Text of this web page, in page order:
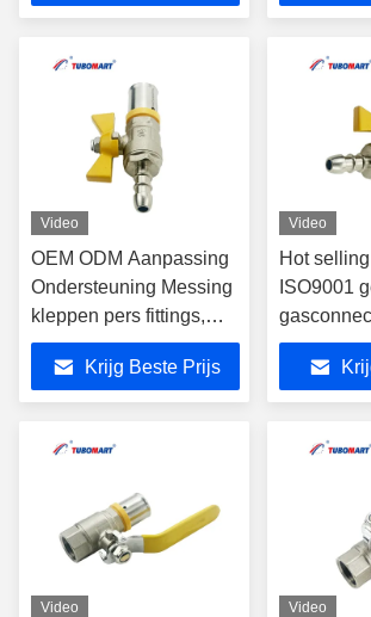
Meerlagen Gasleiding
meerlagig
Video
OEM ODM Aanpassing
Ondersteuning Messing
kleppen pers fittings,
meerlagige luchtslang
CW617N pers fittings
leidingen, PEX buis
Krijg Beste Prijs
Video
Hot
ISO9001
16-32mm
Press
Messing
Video Video